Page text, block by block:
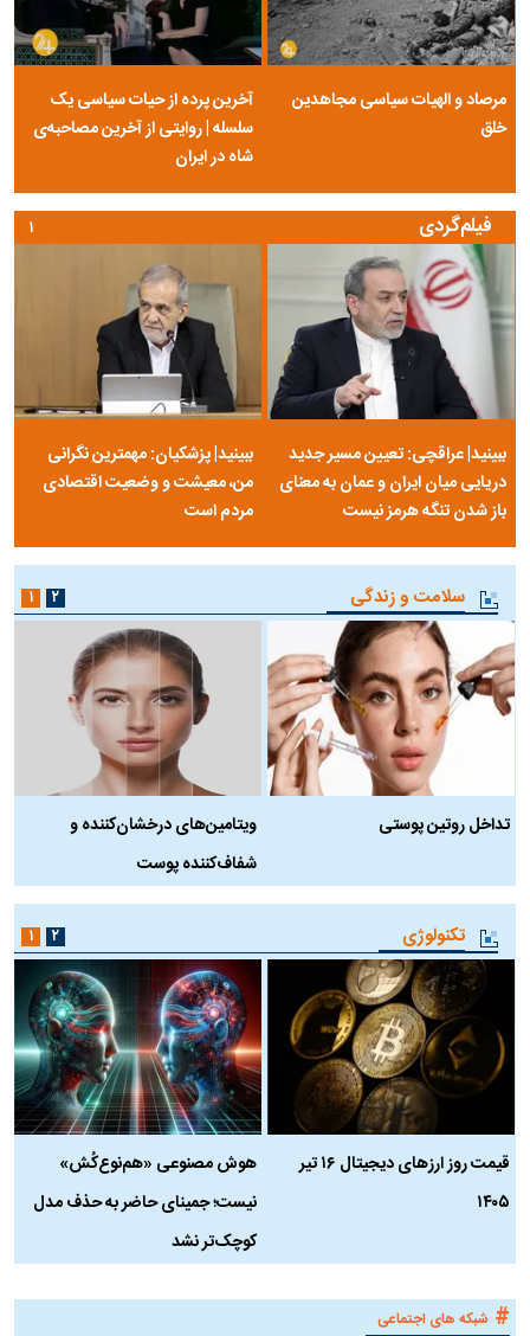
مرصاد و الهیات سیاسی مجاهدین
خلق
آخرین پرده از حیات سیاسی یک
سلسله | روایتی از آخرین مصاحبه‌ی
شاه در ایران
فیلم‌گردی
ببینید| عراقچی: تعیین مسیر جدید
دریایی میان ایران و عمان به معنای
باز شدن تنگه هرمز نیست
ببینید| پزشکیان: مهمترین نگرانی
من، معیشت و وضعیت اقتصادی
مردم است
۱
سلامت و زندگی
تداخل روتین پوستی
ویتامین‌های درخشان‌کننده و
شفاف‌کننده پوست
۱ ۲
تکنولوژی
قیمت روز ارز‌های دیجیتال ۱۶ تیر
۱۴۰۵
هوش مصنوعی «هم‌نوع‌کُش»
نیست؛ جمینای حاضر به حذف مدل
کوچک‌تر نشد
۱ ۲
# شبکه های اجتماعی